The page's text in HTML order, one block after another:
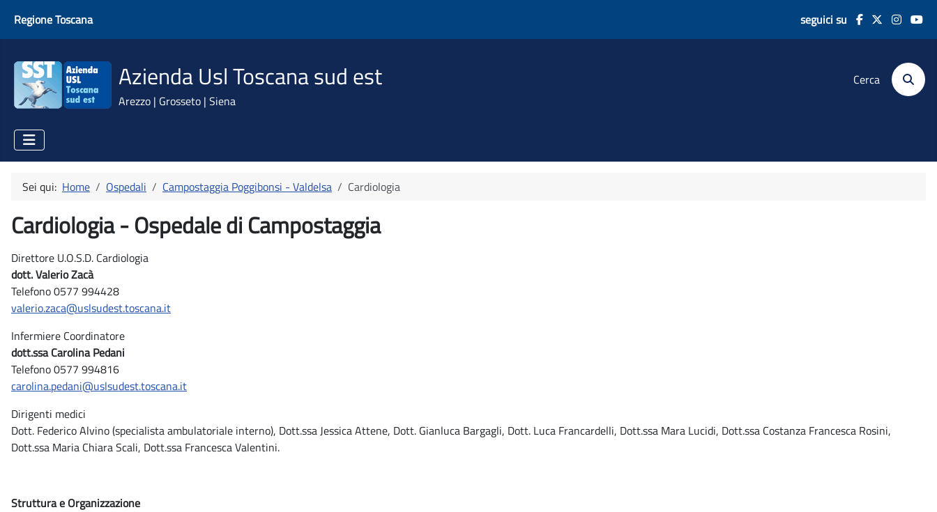
Regione Toscana seguici su
Azienda Usl Toscana sud est
Arezzo | Grosseto | Siena
Cerca
Sei qui: Home Ospedali Campostaggia Poggibonsi - Valdelsa Cardiologia
Cardiologia - Ospedale di Campostaggia
Direttore U.O.S.D. Cardiologia
dott. Valerio Zacà
Telefono 0577 994428
valerio.zaca@uslsudest.toscana.it
Infermiere Coordinatore
dott.ssa Carolina Pedani
Telefono 0577 994816
carolina.pedani@uslsudest.toscana.it
Dirigenti medici
Dott. Federico Alvino (specialista ambulatoriale interno), Dott.ssa Jessica Attene, Dott. Gianluca Bargagli, Dott. Luca Francardelli, Dott.ssa Mara Lucidi, Dott.ssa Costanza Francesca Rosini,
Dott.ssa Maria Chiara Scali, Dott.ssa Francesca Valentini.
Struttura e Organizzazione